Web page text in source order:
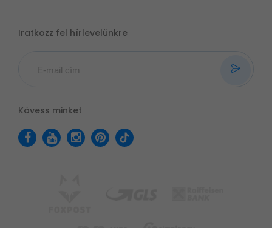
Iratkozz fel hírlevelünkre
Kövess minket